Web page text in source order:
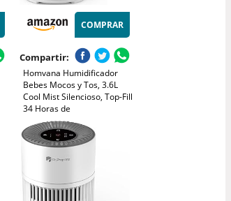
COMPRAR
Compartir:
Homvana Humidificador
Bebes Mocos y Tos, 3.6L
Cool Mist Silencioso, Top-Fill
34 Horas de
Funcionamiento, con
Bandeja de Aroma, BPA
Free Bebés y Plantas, 7
Color Light, Sleep Mode,